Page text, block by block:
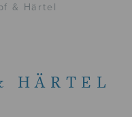
& Härtel
HÄRTEL